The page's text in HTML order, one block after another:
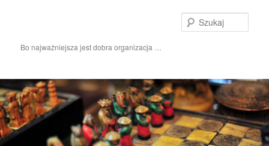
Bo najważniejsza jest dobra organizacja …